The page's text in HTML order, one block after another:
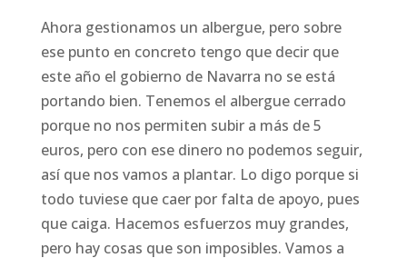
Ahora gestionamos un albergue, pero sobre
ese punto en concreto tengo que decir que
este año el gobierno de Navarra no se está
portando bien. Tenemos el albergue cerrado
porque no nos permiten subir a más de 5
euros, pero con ese dinero no podemos seguir,
así que nos vamos a plantar. Lo digo porque si
todo tuviese que caer por falta de apoyo, pues
que caiga. Hacemos esfuerzos muy grandes,
pero hay cosas que son imposibles. Vamos a